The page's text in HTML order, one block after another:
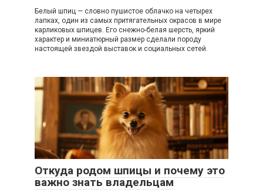
Белый шпиц — словно пушистое облачко на четырех
лапках, один из самых притягательных окрасов в мире
карликовых шпицев. Его снежно-белая шерсть, яркий
характер и миниатюрный размер сделали породу
настоящей звездой выставок и социальных сетей.
Откуда родом шпицы и почему это
важно знать владельцам